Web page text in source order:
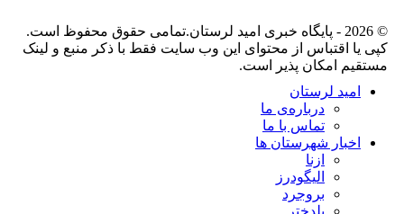
© 2026 - پایگاه خبری اميد لرستان.تمامی حقوق محفوظ است.
کپی یا اقتباس از محتوای این وب سایت فقط با ذکر منبع و لینک
مستقیم امکان پذیر است.
امید لرستان
درباره‌ی ما
تماس با ما
اخبار شهرستان ها
ازنا
الیگودرز
بروجرد
پلدختر